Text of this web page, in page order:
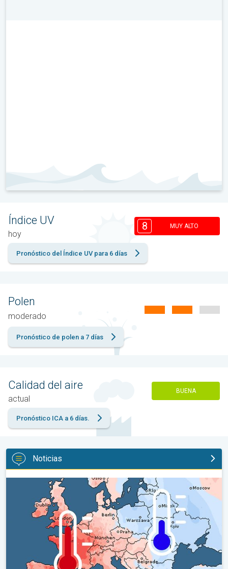
Índice UV
hoy
8 MUY ALTO
Pronóstico del Índice UV para 6 días
Polen
moderado
Pronóstico de polen a 7 días
Calidad del aire
actual
BUENA
Pronóstico ICA a 6 días.
Noticias
Las dos caras de Europa. Contrastes meteorológicos. . .